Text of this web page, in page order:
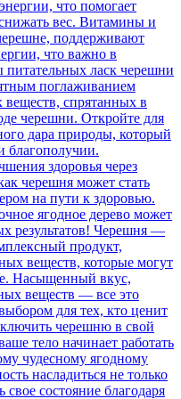
что помогает
вес. Витамины и
поддерживают
что важно в
питательных ласк черешни
поглаживанием
спрятанных в
черешни. Откройте для
дара природы, который
благополучии.
здоровья через
черешня может стать
на пути к здоровью.
ягодное дерево может
результатов! Черешня —
продукт,
веществ, которые могут
Насыщенный вкус,
веществ — все это
для тех, кто ценит
черешню в свой
тело начинает работать
чудесному ягодному
насладиться не только
состояние благодаря